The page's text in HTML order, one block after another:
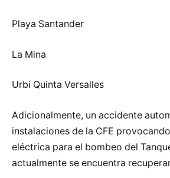
Playa Santander
La Mina
Urbi Quinta Versalles
Adicionalmente, un accidente
instalaciones de la CFE
eléctrica para el bombeo del
actualmente se encuentra